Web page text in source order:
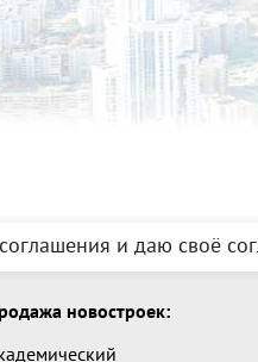
и даю своё
новостроек: